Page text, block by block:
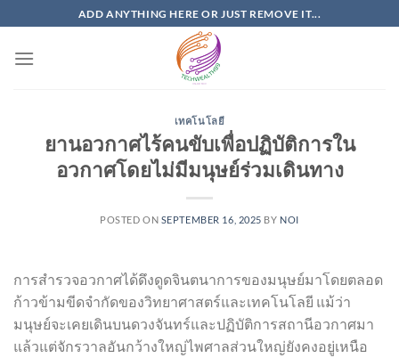
to
content
ADD ANYTHING HERE OR JUST REMOVE IT...
เทคโนโลยี
ยานอวกาศไร้คนขับเพื่อปฏิบัติการใน
อวกาศโดยไม่มีมนุษย์ร่วมเดินทาง
POSTED ON SEPTEMBER 16, 2025 BY NOI
การสำรวจอวกาศได้ดึงดูดจินตนาการของมนุษย์มาโดยตลอด
ก้าวข้ามขีดจำกัดของวิทยาศาสตร์และเทคโนโลยี แม้ว่า
มนุษย์จะเคยเดินบนดวงจันทร์และปฏิบัติการสถานีอวกาศมา
แล้วแต่จักรวาลอันกว้างใหญ่ไพศาลส่วนใหญ่ยังคงอยู่เหนือ